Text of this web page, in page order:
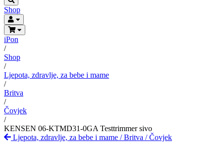
Shop
iPon
/
Shop
/
Ljepota, zdravlje, za bebe i mame
/
Britva
/
Čovjek
/
KENSEN 06-KTMD31-0GA Testtrimmer sivo
Ljepota, zdravlje, za bebe i mame /Britva /Čovjek